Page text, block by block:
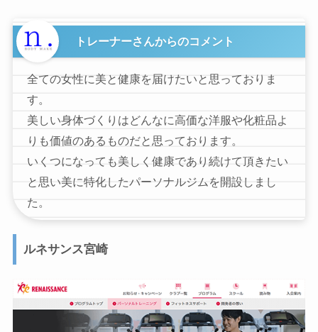
トレーナーさんからのコメント
全ての女性に美と健康を届けたいと思っておりま
す。
美しい身体づくりはどんなに高価な洋服や化粧品よ
りも価値のあるものだと思っております。
いくつになっても美しく健康であり続けて頂きたい
と思い美に特化したパーソナルジムを開設しまし
た。
ルネサンス宮崎